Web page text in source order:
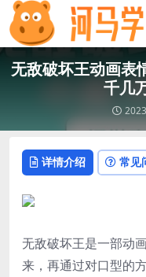
无敌破坏王动画表
千几
详情介绍 常见
无敌破坏王是一部动
来，再通过对口型的